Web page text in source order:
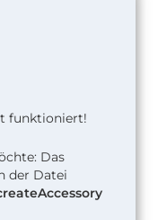
funktioniert!
Das
der Datei